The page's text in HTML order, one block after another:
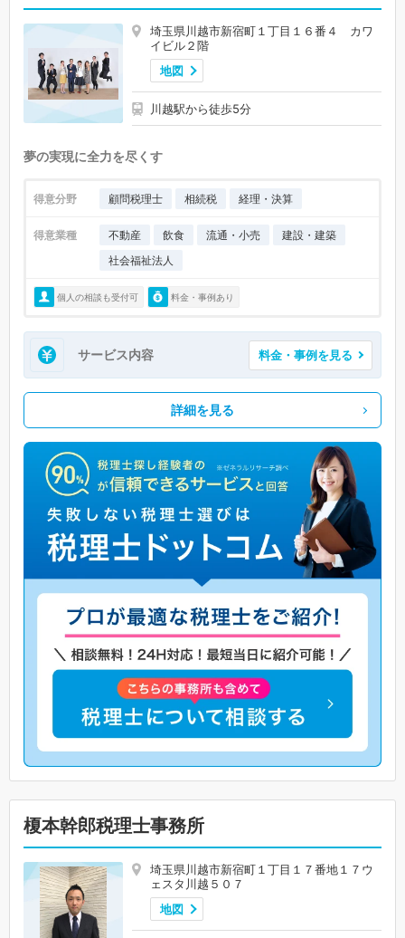
埼玉県川越市新宿町１丁目１６番４ カワ
イビル２階
地図
川越駅から徒歩5分
夢の実現に全力を尽くす
得意分野 顧問税理士 相続税 経理・決算
得意業種 不動産 飲食 流通・小売
建設・建築
社会福祉法人
個人の相談も受付可 料金・事例あり
サービス内容 料金・事例を見る
詳細を見る
榎本幹郎税理士事務所
埼玉県川越市新宿町１丁目１７番地１７ウ
ェスタ川越５０７
地図